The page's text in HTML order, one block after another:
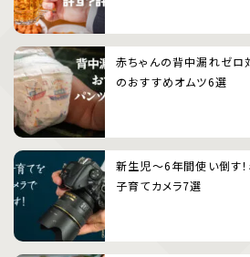
赤ちゃんの背中漏れゼロ
のおすすめオムツ6選
新生児〜6年間使い倒す
子育てカメラ7選